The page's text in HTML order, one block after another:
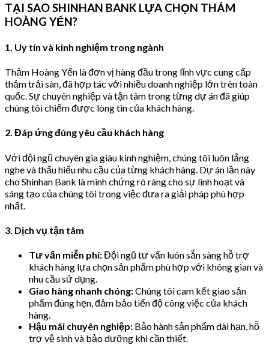
TẠI SAO SHINHAN BANK LỰA CHỌN THẢM
HOÀNG YẾN?
1. Uy tín và kinh nghiệm trong ngành
Thảm Hoàng Yến là đơn vị hàng đầu trong lĩnh vực cung cấp
thảm trải sàn, đã hợp tác với nhiều doanh nghiệp lớn trên toàn
quốc. Sự chuyên nghiệp và tận tâm trong từng dự án đã giúp
chúng tôi chiếm được lòng tin của khách hàng.
2. Đáp ứng đúng yêu cầu khách hàng
Với đội ngũ chuyên gia giàu kinh nghiệm, chúng tôi luôn lắng
nghe và thấu hiểu nhu cầu của từng khách hàng. Dự án lần này
cho Shinhan Bank là minh chứng rõ ràng cho sự linh hoạt và
sáng tạo của chúng tôi trong việc đưa ra giải pháp phù hợp
nhất.
3. Dịch vụ tận tâm
Tư vấn miễn phí:Đội ngũ tư vấn luôn sẵn sàng hỗ trợ
khách hàng lựa chọn sản phẩm phù hợp với không gian và
nhu cầu sử dụng.
Giao hàng nhanh chóng:Chúng tôi cam kết giao sản
phẩm đúng hẹn, đảm bảo tiến độ công việc của khách
hàng.
Hậu mãi chuyên nghiệp: Bảo hành sản phẩm dài hạn, hỗ
trợ vệ sinh và bảo dưỡng khi cần thiết.